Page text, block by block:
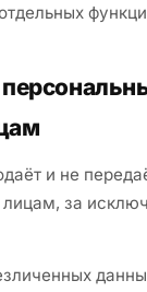
и не
лицам, за